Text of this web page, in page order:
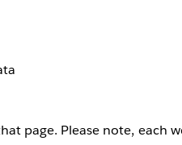
page. Please note, each